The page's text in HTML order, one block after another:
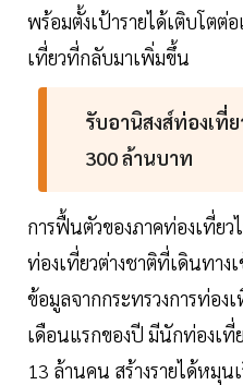
พร้อมตั้งเป้ารายได้เติบโตต่
เที่ยวที่กลับมาเพิ่มขึ้น
รับอานิสงส์ท่องเที่
300 ล้านบาท
การฟื้นตัวของภาคท่องเที่ย
ท่องเที่ยวต่างชาติที่เดินทาง
ข้อมูลจากกระทรวงการท่อง
เดือนแรกของปี มีนักท่องเที่
13 ล้านคน สร้างรายได้หมุ